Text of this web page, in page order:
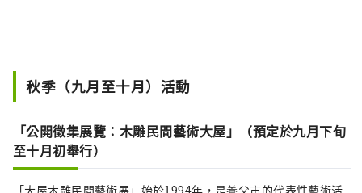
秋季（九月至十月）活動
「公開徵集展覽：木雕民間藝術大屋」（預定於九月下旬
至十月初舉行）